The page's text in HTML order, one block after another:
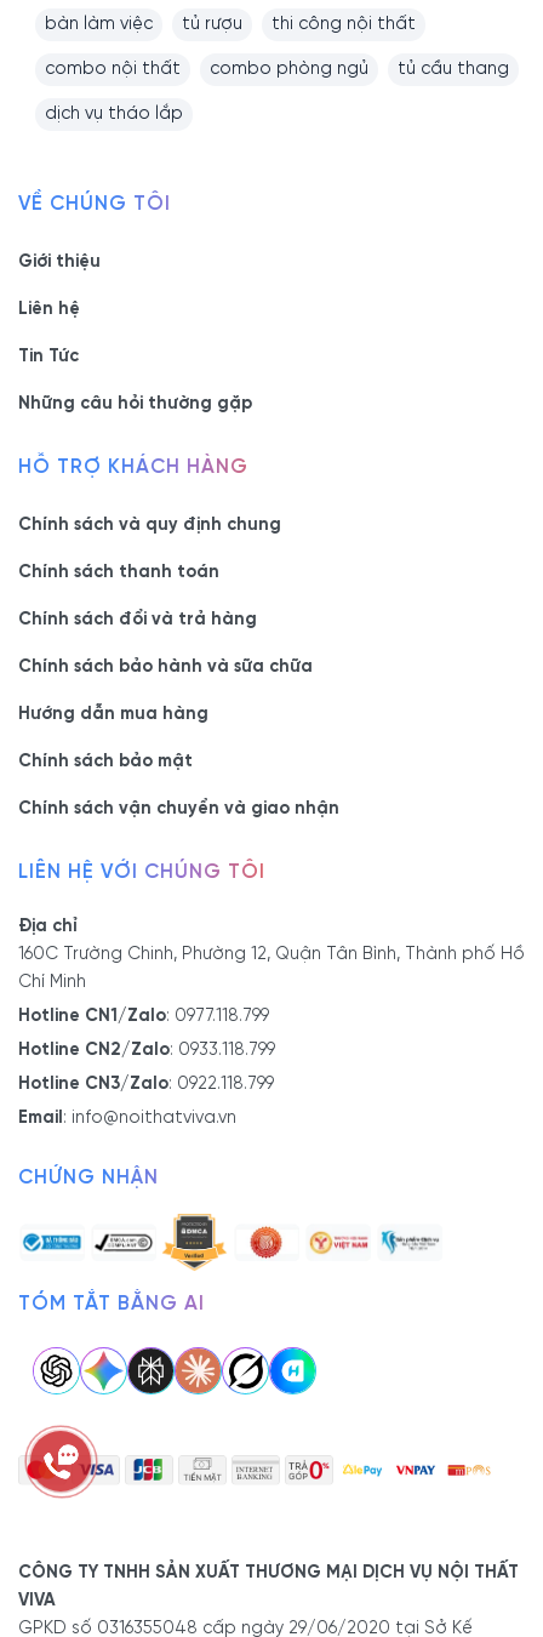
bàn làm việc tủ rượu thi công nội thất
combo nội thất combo phòng ngủ tủ cầu thang
dịch vụ tháo lắp
VỀ CHÚNG TÔI
Giới thiệu
Liên hệ
Tin Tức
Những câu hỏi thường gặp
HỖ TRỢ KHÁCH HÀNG
Chính sách và quy định chung
Chính sách thanh toán
Chính sách đổi và trả hàng
Chính sách bảo hành và sữa chữa
Hướng dẫn mua hàng
Chính sách bảo mật
Chính sách vận chuyển và giao nhận
LIÊN HỆ VỚI CHÚNG TÔI
Địa chỉ
160C Trường Chinh, Phường 12, Quận Tân Bình, Thành phố Hồ
Chí Minh
Hotline CN1/Zalo: 0977.118.799
Hotline CN2/Zalo: 0933.118.799
Hotline CN3/Zalo: 0922.118.799
Email : info@noithatviva.vn
CHỨNG NHẬN
TÓM TẮT BẰNG AI
CÔNG TY TNHH SẢN XUẤT THƯƠNG MẠI DỊCH VỤ NỘI THẤT
VIVA
GPKD số 0316355048 cấp ngày 29/06/2020 tại Sở Kế